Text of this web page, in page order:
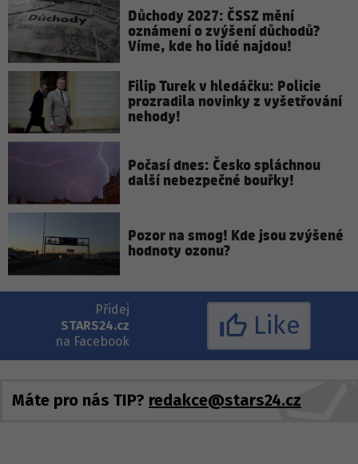
Důchody 2027: ČSSZ mění
oznámení o zvýšení důchodů?
Víme, kde ho lidé najdou!
Filip Turek v hledáčku: Policie
prozradila novinky z vyšetřování
nehody!
Počasí dnes: Česko spláchnou
další nebezpečné bouřky!
Pozor na smog! Kde jsou zvýšené
hodnoty ozonu?
Přidej
STARS24.cz
na Facebook
Like
Máte pro nás TIP? redakce@stars24.cz